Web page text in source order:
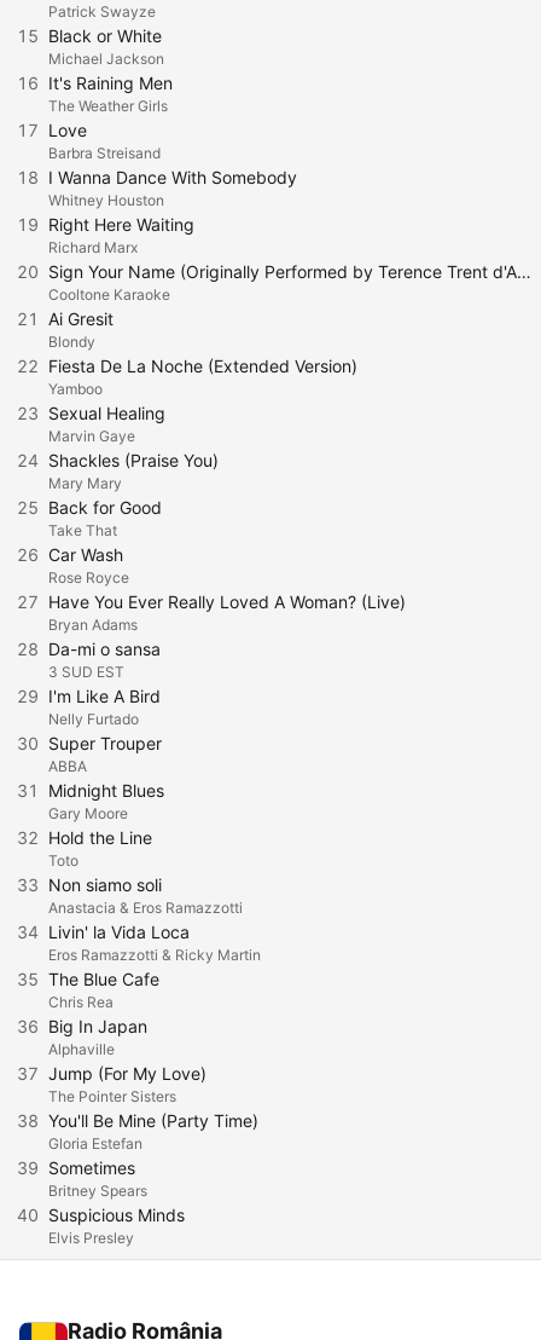
Patrick Swayze
15 Black or White
Michael Jackson
16 It's Raining Men
The Weather Girls
17 Love
Barbra Streisand
18 I Wanna Dance With Somebody
Whitney Houston
19 Right Here Waiting
Richard Marx
20 Sign Your Name (Originally Performed by Terence Trent d'Arby)
Cooltone Karaoke
21 Ai Gresit
Blondy
22 Fiesta De La Noche (Extended Version)
Yamboo
23 Sexual Healing
Marvin Gaye
24 Shackles (Praise You)
Mary Mary
25 Back for Good
Take That
26 Car Wash
Rose Royce
27 Have You Ever Really Loved A Woman? (Live)
Bryan Adams
28 Da-mi o sansa
3 SUD EST
29 I'm Like A Bird
Nelly Furtado
30 Super Trouper
ABBA
31 Midnight Blues
Gary Moore
32 Hold the Line
Toto
33 Non siamo soli
Anastacia & Eros Ramazzotti
34 Livin' la Vida Loca
Eros Ramazzotti & Ricky Martin
35 The Blue Cafe
Chris Rea
36 Big In Japan
Alphaville
37 Jump (For My Love)
The Pointer Sisters
38 You'll Be Mine (Party Time)
Gloria Estefan
39 Sometimes
Britney Spears
40 Suspicious Minds
Elvis Presley
Radio România